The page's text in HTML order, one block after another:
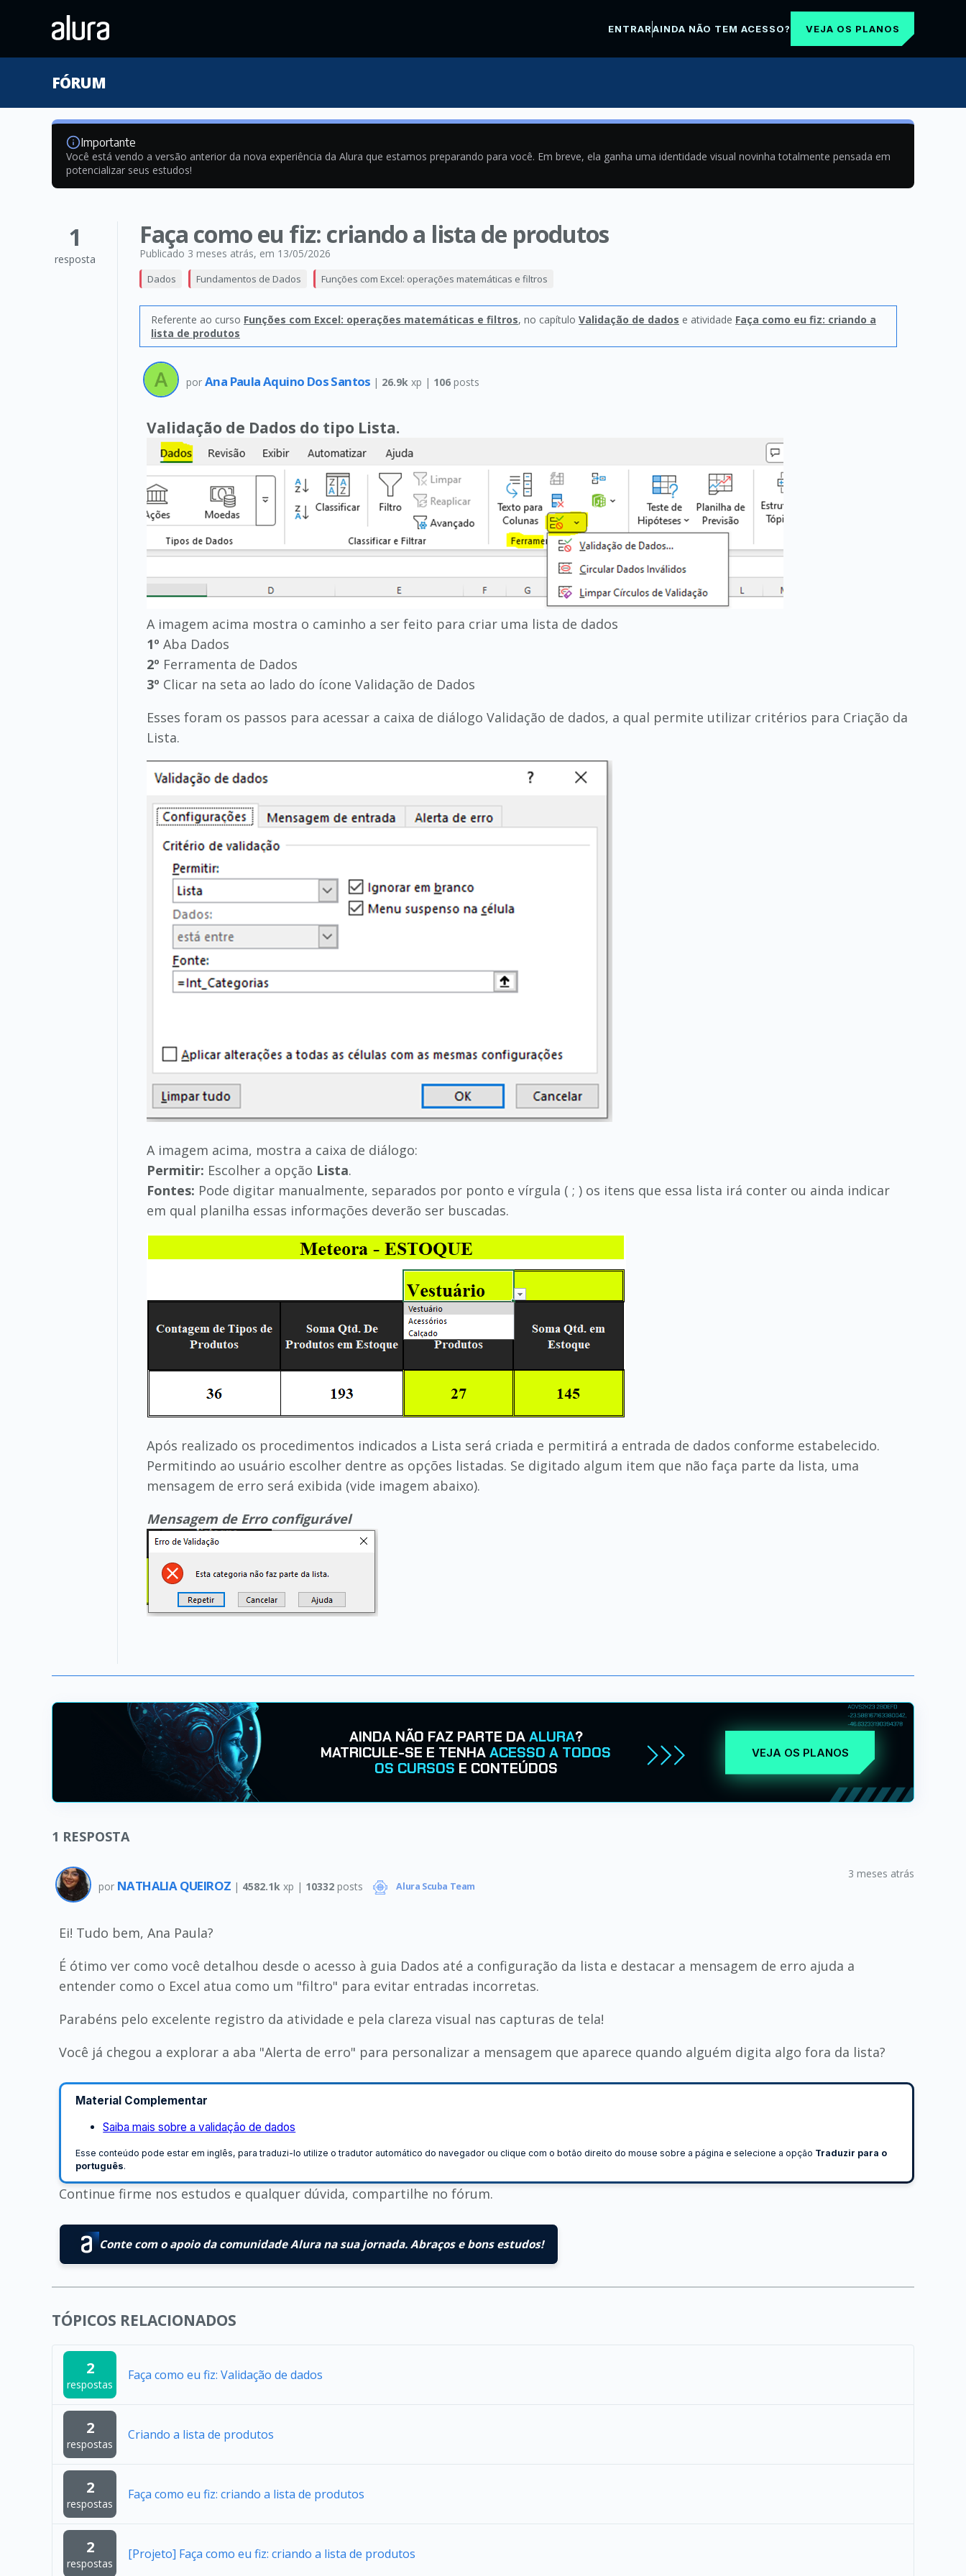
ENTRARAINDA NÃO TEM ACESSO? VEJA OS PLANOS
FÓRUM
Importante
Você está vendo a versão anterior da nova experiência da Alura que estamos preparando para você. Em breve, ela ganha uma identidade visual novinha totalmente pensada em
potencializar seus estudos!
1
resposta
Faça como eu fiz: criando a lista de produtos
Publicado 3 meses atrás, em 13/05/2026
Dados Fundamentos de Dados Funções com Excel: operações matemáticas e filtros
Referente ao curso Funções com Excel: operações matemáticas e filtros, no capítulo Validação de dados e atividade Faça como eu fiz: criando a
lista de produtos
por Ana Paula Aquino Dos Santos | 26.9k xp | 106 posts
Validação de Dados do tipo Lista.
A imagem acima mostra o caminho a ser feito para criar uma lista de dados
1º Aba Dados
2º Ferramenta de Dados
3º Clicar na seta ao lado do ícone Validação de Dados
Esses foram os passos para acessar a caixa de diálogo Validação de dados, a qual permite utilizar critérios para Criação da
Lista.
A imagem acima, mostra a caixa de diálogo:
Permitir: Escolher a opção Lista.
Fontes: Pode digitar manualmente, separados por ponto e vírgula ( ; ) os itens que essa lista irá conter ou ainda indicar
em qual planilha essas informações deverão ser buscadas.
Após realizado os procedimentos indicados a Lista será criada e permitirá a entrada de dados conforme estabelecido.
Permitindo ao usuário escolher dentre as opções listadas. Se digitado algum item que não faça parte da lista, uma
mensagem de erro será exibida (vide imagem abaixo).
Mensagem de Erro configurável
AINDA NÃO FAZ PARTE DAALURA?
MATRICULE-SE E TENHAACESSO A TODOS
OS CURSOS E CONTEÚDOS
VEJA OS PLANOS
1 RESPOSTA
por NATHALIA QUEIROZ | 4582.1k xp | 10332posts Alura Scuba Team
3 meses atrás
Ei! Tudo bem, Ana Paula?
É ótimo ver como você detalhou desde o acesso à guia Dados até a configuração da lista e destacar a mensagem de erro ajuda a
entender como o Excel atua como um "filtro" para evitar entradas incorretas.
Parabéns pelo excelente registro da atividade e pela clareza visual nas capturas de tela!
Você já chegou a explorar a aba "Alerta de erro" para personalizar a mensagem que aparece quando alguém digita algo fora da lista?
Material Complementar
Saiba mais sobre a validação de dados
Esse conteúdo pode estar em inglês, para traduzi-lo utilize o tradutor automático do navegador ou clique com o botão direito do mouse sobre a página e selecione a opção Traduzir para o
português.
Continue firme nos estudos e qualquer dúvida, compartilhe no fórum.
Conte com o apoio da comunidade Alura na sua jornada. Abraços e bons estudos!
TÓPICOS RELACIONADOS
2
respostas
Faça como eu fiz: Validação de dados
2
respostas
Criando a lista de produtos
2
respostas
Faça como eu fiz: criando a lista de produtos
2
respostas
[Projeto] Faça como eu fiz: criando a lista de produtos